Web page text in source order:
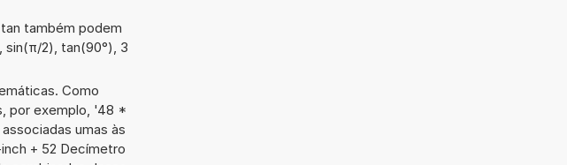
também podem
sin(π/2), tan(90°), 3
Como
por exemplo, '48 *
umas às
+ 52 Decímetro